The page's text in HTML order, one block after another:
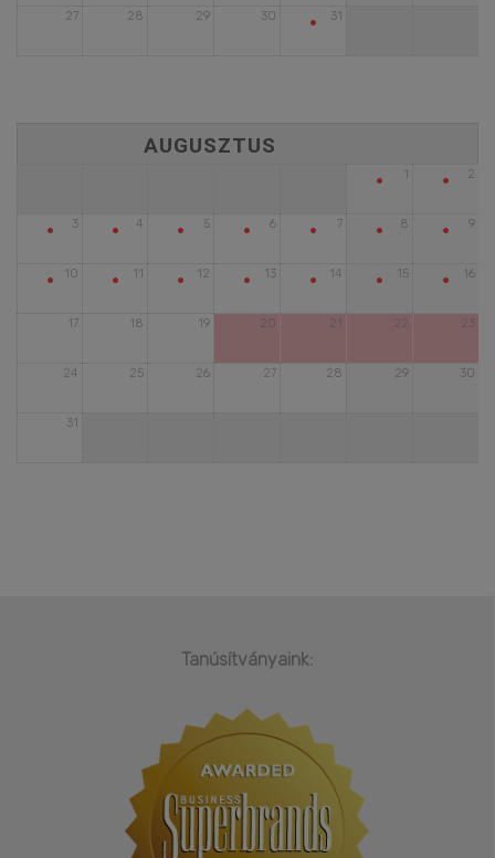
27 28 29 30 31
•
1
• 2
•
3
• 4
• 5
• 6
• 7
• 8
• 9
•
10
• 11
• 12
• 13
• 14
• 15
• 16
•
17 18 19 20 21 22 23
24 25 26 27 28 29 30
31
Tanúsítványaink: